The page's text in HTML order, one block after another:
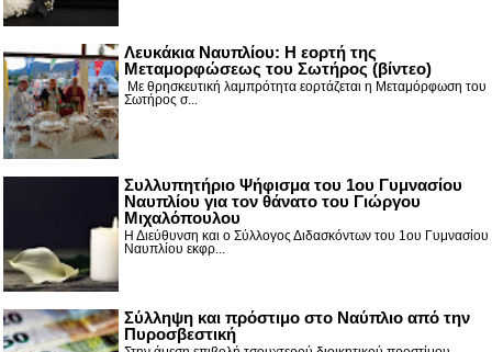
Λευκάκια Ναυπλίου: Η εορτή της
Μεταμορφώσεως του Σωτήρος (βίντεο)
Με θρησκευτική λαμπρότητα εορτάζεται η Μεταμόρφωση του
Σωτήρος σ...
Συλλυπητήριο Ψήφισμα του 1ου Γυμνασίου
Ναυπλίου για τον θάνατο του Γιώργου
Μιχαλόπουλου
Η Διεύθυνση και ο Σύλλογος Διδασκόντων του 1ου Γυμνασίου
Ναυπλίου εκφρ...
Σύλληψη και πρόστιμο στο Ναύπλιο από την
Πυροσβεστική